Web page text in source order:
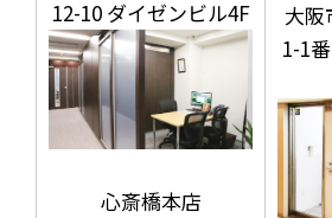
12-10 ダイゼンビル4F
心斎橋本店
大阪
1-1